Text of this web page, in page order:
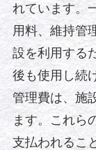
れています。
用料、維持管
設を利用する
後も使用し続
管理費は、施
ます。これら
支払われるこ